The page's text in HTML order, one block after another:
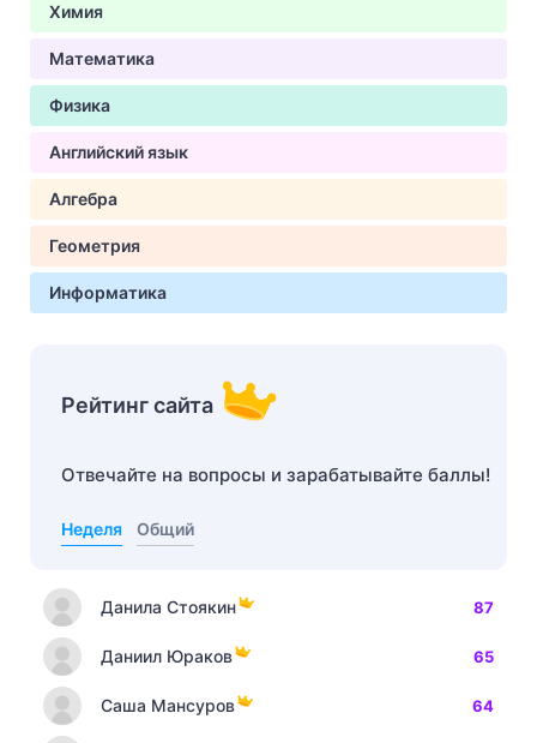
Химия
Математика
Физика
Английский язык
Алгебра
Геометрия
Информатика
Рейтинг сайта
Отвечайте на вопросы и зарабатывайте баллы!
Неделя Общий
Данила Стоякин 87
Даниил Юраков 65
Саша Мансуров 64